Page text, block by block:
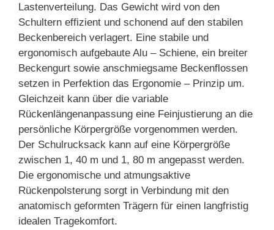
Lastenverteilung. Das Gewicht wird von den
Schultern effizient und schonend auf den stabilen
Beckenbereich verlagert. Eine stabile und
ergonomisch aufgebaute Alu – Schiene, ein breiter
Beckengurt sowie anschmiegsame Beckenflossen
setzen in Perfektion das Ergonomie – Prinzip um.
Gleichzeit kann über die variable
Rückenlängenanpassung eine Feinjustierung an die
persönliche Körpergröße vorgenommen werden.
Der Schulrucksack kann auf eine Körpergröße
zwischen 1, 40 m und 1, 80 m angepasst werden.
Die ergonomische und atmungsaktive
Rückenpolsterung sorgt in Verbindung mit den
anatomisch geformten Trägern für einen langfristig
idealen Tragekomfort.